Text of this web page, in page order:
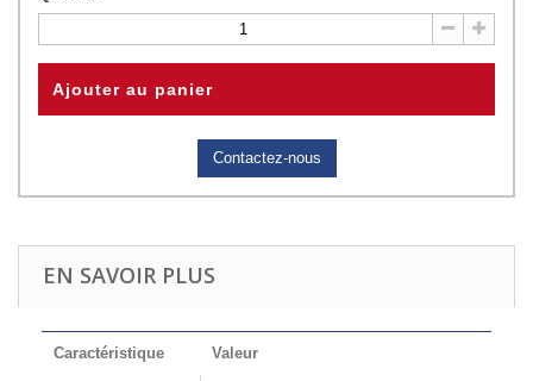
Ajouter au panier
Contactez-nous
EN SAVOIR PLUS
Caractéristique Valeur